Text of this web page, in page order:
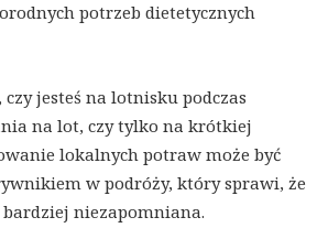
potrzeb dietetycznych
jesteś na lotnisku podczas
na lot, czy tylko na krótkiej
lokalnych potraw może być
w podróży, który sprawi, że
bardziej niezapomniana.